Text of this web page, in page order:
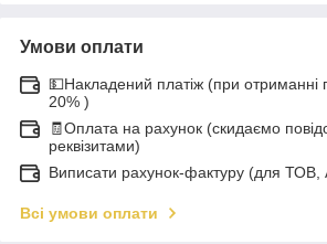
Умови оплати
💵Накладений платіж (при отриманні
20% )
🧾Оплата на рахунок (скидаємо
реквізитами)
Виписати рахунок-фактуру (для ТОВ,
Всі умови оплати